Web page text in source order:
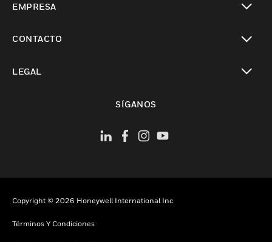
EMPRESA
CONTACTO
LEGAL
SÍGANOS
Copyright © 2026 Honeywell International Inc.
Términos Y Condiciones